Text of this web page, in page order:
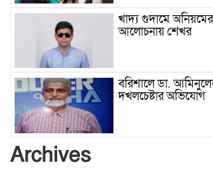
খাদ্য গুদামে
আলোচনায় শেখর
বরিশালে ডা.
দখলচেষ্টার অভিযোগ
Archives